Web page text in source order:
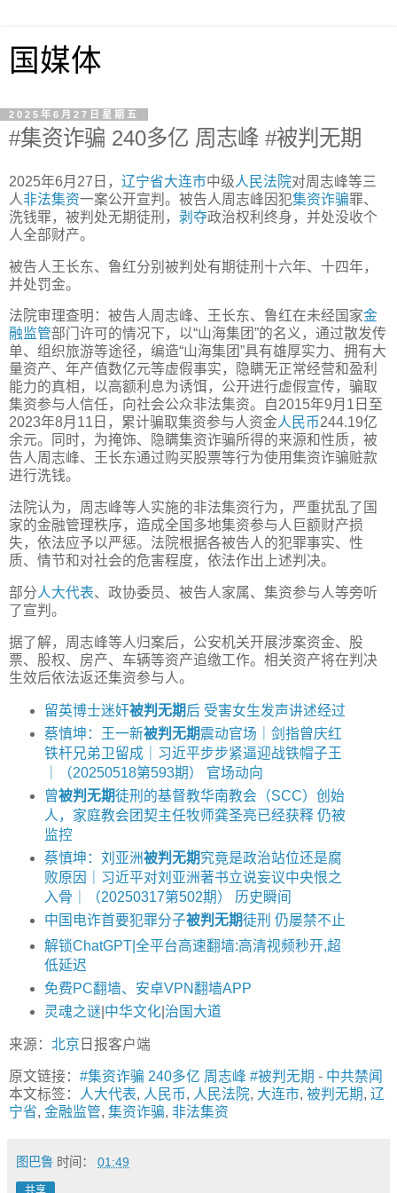
国媒体
2025年6月27日星期五
#集资诈骗 240多亿 周志峰 #被判无期
2025年6月27日， 辽宁省大连市中级人民法院对周志峰等三
人非法集资一案公开宣判。被告人周志峰因犯集资诈骗罪、
洗钱罪，被判处无期徒刑， 剥夺政治权利终身，并处没收个
人全部财产。
被告人王长东、鲁红分别被判处有期徒刑十六年、十四年，
并处罚金。
法院审理查明：被告人周志峰、王长东、鲁红在未经国家金
融监管部门许可的情况下，以“山海集团”的名义，通过散发传
单、组织旅游等途径，编造“山海集团”具有雄厚实力、拥有大
量资产、年产值数亿元等虚假事实，隐瞒无正常经营和盈利
能力的真相，以高额利息为诱饵，公开进行虚假宣传，骗取
集资参与人信任，向社会公众非法集资。自2015年9月1日至
2023年8月11日，累计骗取集资参与人资金人民币244.19亿
余元。同时，为掩饰、隐瞒集资诈骗所得的来源和性质，被
告人周志峰、王长东通过购买股票等行为使用集资诈骗赃款
进行洗钱。
法院认为，周志峰等人实施的非法集资行为，严重扰乱了国
家的金融管理秩序，造成全国多地集资参与人巨额财产损
失，依法应予以严惩。法院根据各被告人的犯罪事实、性
质、情节和对社会的危害程度，依法作出上述判决。
部分人大代表、政协委员、被告人家属、集资参与人等旁听
了宣判。
据了解，周志峰等人归案后，公安机关开展涉案资金、股
票、股权、房产、车辆等资产追缴工作。相关资产将在判决
生效后依法返还集资参与人。
留英博士迷奸被判无期后 受害女生发声讲述经过
蔡慎坤：王一新被判无期震动官场｜剑指曾庆红
铁杆兄弟卫留成｜习近平步步紧逼迎战铁帽子王
｜（20250518第593期） 官场动向
曾被判无期徒刑的基督教华南教会（SCC）创始
人，家庭教会团契主任牧师龚圣亮已经获释 仍被
监控
蔡慎坤：刘亚洲被判无期究竟是政治站位还是腐
败原因｜习近平对刘亚洲著书立说妄议中央恨之
入骨｜（20250317第502期） 历史瞬间
中国电诈首要犯罪分子被判无期徒刑 仍屡禁不止
解锁ChatGPT|全平台高速翻墙:高清视频秒开,超
低延迟
免费PC翻墙、安卓VPN翻墙APP
灵魂之谜 中华文化| 治国大道
来源： 北京 日报客户端
原文链接： #集资诈骗 240多亿 周志峰 #被判无期 - 中共禁闻
本文标签：
人大代表, 人民币, 人民法院, 大连市, 被判无期, 辽
宁省, 金融监管, 集资诈骗, 非法集资
图巴鲁 时间： 01:49
共享